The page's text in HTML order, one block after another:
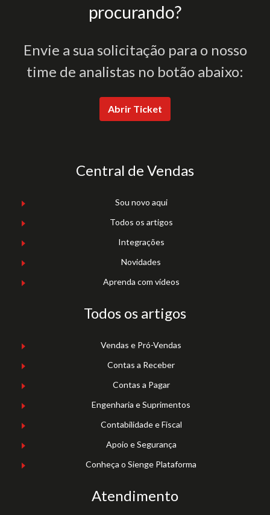
procurando?
Envie a sua solicitação para o nosso
time de analistas no botão abaixo:
Abrir Ticket
Central de Vendas
Sou novo aqui
Todos os artigos
Integrações
Novidades
Aprenda com vídeos
Todos os artigos
Vendas e Pró-Vendas
Contas a Receber
Contas a Pagar
Engenharia e Suprimentos
Contabilidade e Fiscal
Apoio e Segurança
Conheça o Sienge Plataforma
Atendimento